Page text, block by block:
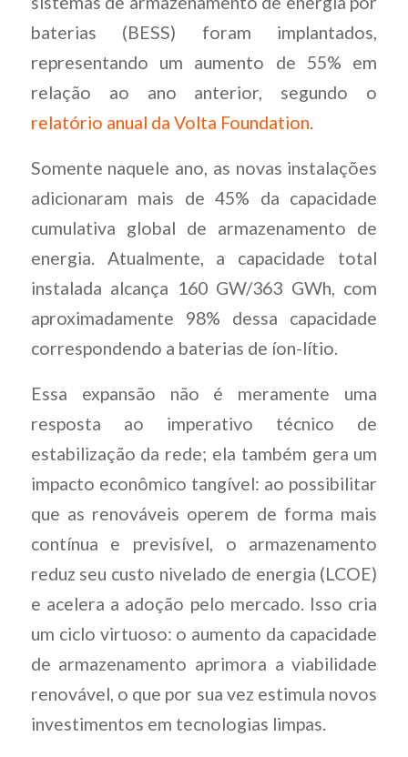
baterias (BESS) foram implantados,
representando um aumento de 55% em
relação ao ano anterior, segundo o
relatório anual da Volta Foundation.
Somente naquele ano, as novas instalações
adicionaram mais de 45% da capacidade
cumulativa global de armazenamento de
energia. Atualmente, a capacidade total
instalada alcança 160 GW/363 GWh, com
aproximadamente 98% dessa capacidade
correspondendo a baterias de íon-lítio.
Essa expansão não é meramente uma
resposta ao imperativo técnico de
estabilização da rede; ela também gera um
impacto econômico tangível: ao possibilitar
que as renováveis operem de forma mais
contínua e previsível, o armazenamento
reduz seu custo nivelado de energia (LCOE)
e acelera a adoção pelo mercado. Isso cria
um ciclo virtuoso: o aumento da capacidade
de armazenamento aprimora a viabilidade
renovável, o que por sua vez estimula novos
investimentos em tecnologias limpas.